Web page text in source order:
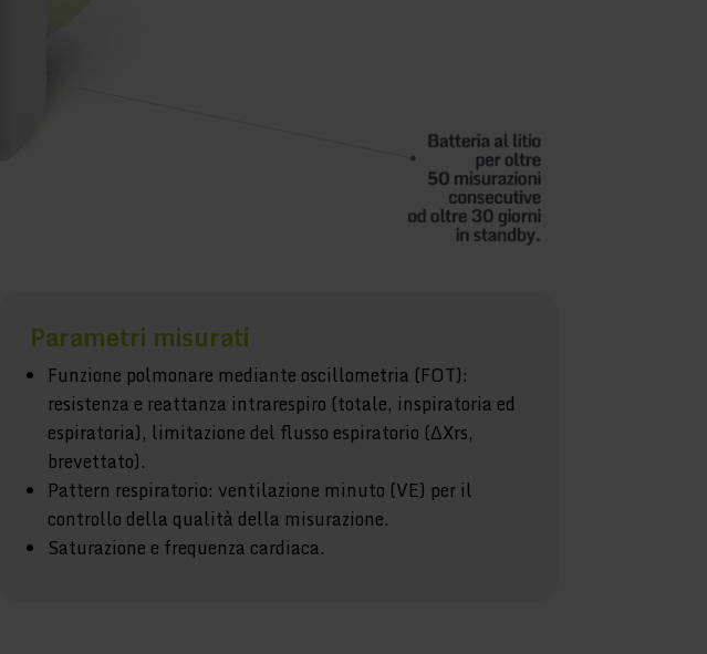
Parametri misurati
Funzione polmonare mediante oscillometria (FOT):
resistenza e reattanza intrarespiro (totale, inspiratoria ed
espiratoria), limitazione del flusso espiratorio (ΔXrs,
brevettato).
Pattern respiratorio: ventilazione minuto (VE) per il
controllo della qualità della misurazione.
Saturazione e frequenza cardiaca.